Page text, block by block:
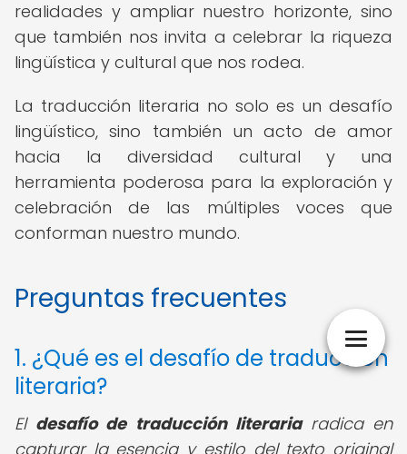
realidades y ampliar nuestro horizonte, sino
que también nos invita a celebrar la riqueza
lingüística y cultural que nos rodea.
La traducción literaria no solo es un desafío
lingüístico, sino también un acto de amor
hacia la diversidad cultural y una
herramienta poderosa para la exploración y
celebración de las múltiples voces que
conforman nuestro mundo.
Preguntas frecuentes
1. ¿Qué es el desafío de traducción
literaria?
El desafío de traducción literariaradica en
capturar la esencia y estilo del texto original